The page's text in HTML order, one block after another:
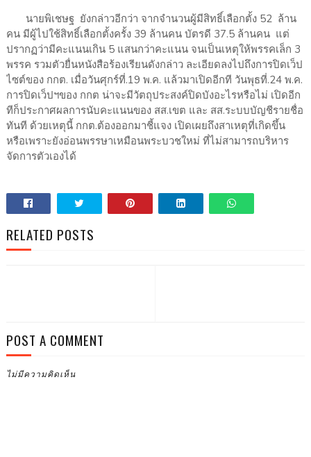
นายพิเชษฐ ยังกล่าวอีกว่า จากจำนวนผู้มีสิทธิ์เลือกตั้ง 52 ล้าน
คน มีผู้ไปใช้สิทธิ์เลือกตั้งครั้ง 39 ล้านคน บัตรดี 37.5 ล้านคน แต่
ปรากฏว่ามีคะแนนเกิน 5 แสนกว่าคะแนน จนเป็นเหตุให้พรรคเล็ก 3
พรรค รวมตัวยื่นหนังสือร้องเรียนดังกล่าว ละเอียดลงไปถึงการปิดเว็ป
ไซต์ของ กกต. เมื่อวันศุกร์ที่.19 พ.ค. แล้วมาเปิดอีกที วันพุธที่.24 พ.ค.
การปิดเว็ปฯของ กกต น่าจะมีวัตถุประสงค์ปิดบังอะไรหรือไม่ เปิดอีก
ทีก็ประกาศผลการนับคะแนนของ สส.เขต และ สส.ระบบบัญชีรายชื่อ
ทันที ด้วยเหตุนี้ กกต.ต้องออกมาชี้แจง เปิดเผยถึงสาเหตุที่เกิดขึ้น
หรือเพราะยังอ่อนพรรษาเหมือนพระบวชใหม่ ที่ไม่สามารถบริหาร
จัดการตัวเองได้
RELATED POSTS
POST A COMMENT
ไม่มีความคิดเห็น